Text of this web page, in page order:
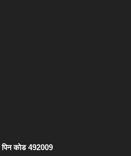
पिन कोड492009